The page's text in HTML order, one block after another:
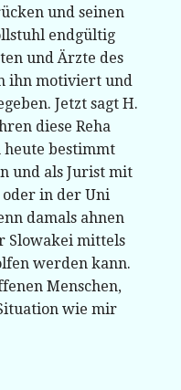
und seinen
endgültig
und Ärzte des
ihn motiviert und
Jetzt sagt H.
diese Reha
heute bestimmt
und als Jurist mit
in der Uni
damals ahnen
Slowakei mittels
werden kann.
Menschen,
wie mir